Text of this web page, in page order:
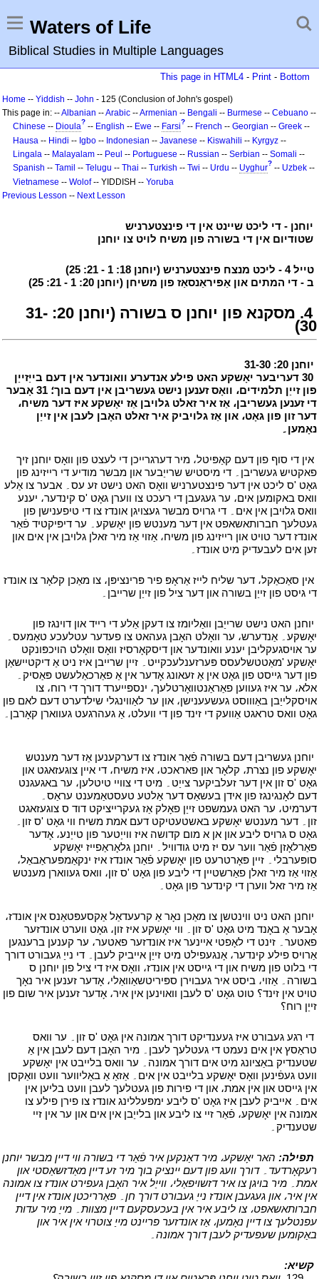
Waters of Life
Biblical Studies in Multiple Languages
This page in HTML4 - Print - Bottom
Home -- Yiddish -- John - 125 (Conclusion of John's gospel)
This page in: --Albanian --Arabic --Armenian -- Bengali -- Burmese -- Cebuano --
Chinese -- Dioula? -- English -- Ewe -- Farsi? -- French -- Georgian -- Greek --
Hausa -- Hindi -- Igbo -- Indonesian -- Javanese -- Kiswahili -- Kyrgyz --
Lingala -- Malayalam -- Peul -- Portuguese -- Russian -- Serbian -- Somali --
Spanish -- Tamil -- Telugu -- Thai -- Turkish -- Twi -- Urdu -- Uyghur? -- Uzbek --
Vietnamese -- Wolof-- YIDDISH -- Yoruba
Previous Lesson -- Next Lesson
יוחנן - די ליכט שיינט אין די פינצטערניש
שטודיום אין די בשורה פון משיח לויט צו יוחנן
טייל 4 - ליכט מנצח פינצטערניש (יוחנן 18: 1 - 21: 25)
ב - די המתים און אַפּיראַנסאַז פון משיחן (יוחנן 20: 1 - 21: 25)
י 4. מסקנא פון יוחנן ס בשורה (יוחנן 20: 31-
30)
יוחנן 20: 31-30
30 דעריבער יאָשקע האט פילע אנדערע וואונדער אין דעם בייַזייַן
פון זייַן תלמידים، וואָס זענען נישט געשריבן אין דעם בוך؛ 31 אָבער
די זענען געשריבן، אַז איר זאלט ​​גלויבן אַז יאָשקע איז דער משיח،
דער זון פון גאָט، און אַז גלויביק איר זאלט ​​האָבן לעבן אין זייַן
נאָמען۔
אין די סוף פון דעם קאַפּיטל، מיר דערגרייכן די לעצט פון וואָס יוחנן זיך
פאקטיש געשריבן۔ די מיסטיש שרייַבער און מבשר מודיע די רייזינג פון
גאָט 'ס ליכט אין דער פינצטערניש וואָס האט נישט זע עס۔ אבער צו אַלע
וואס באקומען אים، ער געגעבן די רעכט צו ווערן גאָט 'ס קינדער، יענע
וואס גלויבן אין אים۔ די גרויס מבשר געצויגן אונדז צו די טיפענישן פון
געטלעך חברותאשאפט אין דער מענטש פון יאָשקע۔ ער דיפּיקטיד פֿאַר
אונדז דער טויט און רייזינג פון משיח، אַזוי אַז מיר זאלן גלויבן אין אים און
זען אים לעבעדיק מיט אונדז۔
אין סאַכאַקל، דער שליח לייז אַראָפּ פיר פּרינציפּן، צו מאַכן קלאָר צו אונדז
די גיסט פון זייַן בשורה און דער ציל פון זייַן שרייבן۔
יוחנן האט נישט שרייַבן וואַליומז צו דעקן אַלע די רייד און דוינגז פון
יאָשקע۔ אַנדערש، ער וואָלט האָבן געהאט צו פעדער עטלעכע טאָמעס۔
ער אויסגעקליבן יענע וואונדער און דיסקאָרסיז וואָס וואָלט הויכפּונקט
יאָשקע 'מאַטטשלעסס פּערזענלעכקייט۔ זיין שרייבן איז ניט אַ דיקטיישאַן
פון דער גייסט פון גאָט אין אַ זעאונג אָדער אין אַ פאַרכאַלעשט פּאַסיק۔
אלא، ער איז געווען פאַראַנטוואָרטלעך، ינספּייערד דורך די רוח، צו
אויסקלייַבן באַוווסט געשעענישן، און ער לאַווינגלי שילדערט דעם לאם פון
גאָט וואס טראגט אַוועק די זינד פון די וועלט، אַ געהרגעט געווארן קאָרבן۔
יוחנן געשריבן דעם בשורה פֿאַר אונדז צו דערקענען אַז דער מענטש
יאָשקע פון ​​נצרת، קלאָר און פאראכט، איז משיח، די איין צוגעזאגט און
גאָט 'ס זון אין דער זעלביקער צייַט۔ מיט די צוויי טיטלען، ער באגעגנט
דעם לאָנגינגז פון אידן בעשאַס דער אַלטע טעסטאַמענט עראַס۔
דערמיט، ער האט געמשפט זייַן פאָלק אַז געקרייציקט דוד ס צוגעזאגט
זון۔ דער מענטש יאָשקע באשטעטיקט דעם אמת משיח ווי גאָט 'ס זון۔
גאָט ס גרויס ליבע און אן א מום קדושה איז ווייַטער פון טייַנע، אָדער
פאַרלאָזן פֿאַר ווער עס יז מיט גודוויל۔ יוחנן גלאָראַפייז יאָשקע
סופּערבלי۔ זיין פּאָרטרעט פון יאָשקע פֿאַר אונדז איז ינקאַמפּעראַבאַל،
אַזוי אַז מיר זאלן פאַרשטיין די ליבע פון ​​גאָט 'ס זון، וואס געווארן מענטש
אַז מיר זאל ווערן די קינדער פון גאָט۔
יוחנן האט ניט ווינטשן צו מאַכן נאָר אַ קרעעדאַל אַקסעפּטאַנס אין אונדז،
אָבער אַ באָנד מיט גאָט 'ס זון۔ ווי יאָשקע איז זון، גאָט ווערט אונדזער
פאטער۔ זינט די לאָפטי איינער איז אונדזער פאטער، ער קענען ברענגען
אַרויס פילע קינדער، אָנגעפילט מיט זייַן אייביק לעבן۔ די נייַ געבורט דורך
די בלוט פון משיח און די גייסט אין אונדז، וואָס איז די ציל פון יוחנן ס
בשורה۔ אַזוי، ביסט איר געבוירן ספּיריטשאַוואַלי، אָדער זענען איר נאָך
טויט אין זינד؟ טוט גאָט 'ס לעבן וואוינען אין איר، אָדער זענען איר שום פון
זייַן רוח؟
די רגע געבורט איז געענדיקט דורך אמונה אין גאָט 'ס זון۔ ער וואס
טראַסץ אין אים נעמט די געטלעך לעבן۔ מיר האָבן דעם לעבן אין אַ
שטענדיק באַציונג מיט אים דורך אמונה۔ ער וואס בלייבט אין יאָשקע
וועט געפֿינען וואָס יאָשקע בלייבט אין אים۔ אַזאַ אַ באַליווער וועט וואַקסן
אין גייסט און אין אמת، און די פירות פון געטלעך לעבן וועט בליען אין
אים۔ אייביק לעבן איז גאָט 'ס ליבע ימפּעללינג אונדז צו פירן פילע צו
אמונה אין יאָשקע، פֿאַר זיי צו ליבע און בלייַבן אין אים און ער אין זיי
שטענדיק۔
תפילה: האר יאָשקע، מיר דאַנקען איר פֿאַר די בשורה ווי דיין מבשר יוחנן
רעקאָרדעד۔ דורך וועג פון דעם יינציק בוך מיר זע דיין מאַדזשאַסטי און
אמת۔ מיר בויגן צו איר דזשויפאַלי، ווייַל איר האָבן געפירט אונדז צו אמונה
אין איר، און געגעבן אונדז נייַ געבורט דורך חן۔ פאַרריכטן אונדז אין דיין
חברותאשאפט، צו ליבע איר אין בעכעסקעם דיין מצוות۔ מייַ מיר עדות
עפנטלעך צו דיין נאָמען، אַז אונדזער פריינט מייַ צוטרוי אין איר און
באַקומען שעפעדיק לעבן דורך אמונה۔
קשיא: